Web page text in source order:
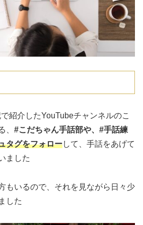
紹介したYouTubeチャンネルのこ
、 #こだちゃん手話部や、#手話練
タグをフォローして、手話をあげて
ました
もいるので、それを見ながら日々少
した